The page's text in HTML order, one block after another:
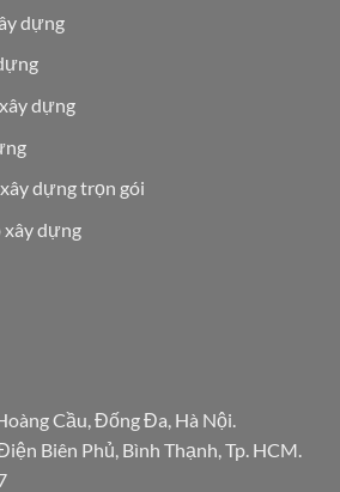
dựng
dựng
dựng trọn gói
xây dựng
Cầu, Đống Đa, Hà Nội.
Biên Phủ, Bình Thạnh, Tp. HCM.